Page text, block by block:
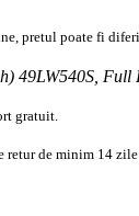
pretul poate fi
49LW540S, Full
gratuit.
retur de minim 14